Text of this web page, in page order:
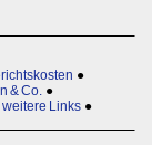
●
& Co. ●
weitere Links ●